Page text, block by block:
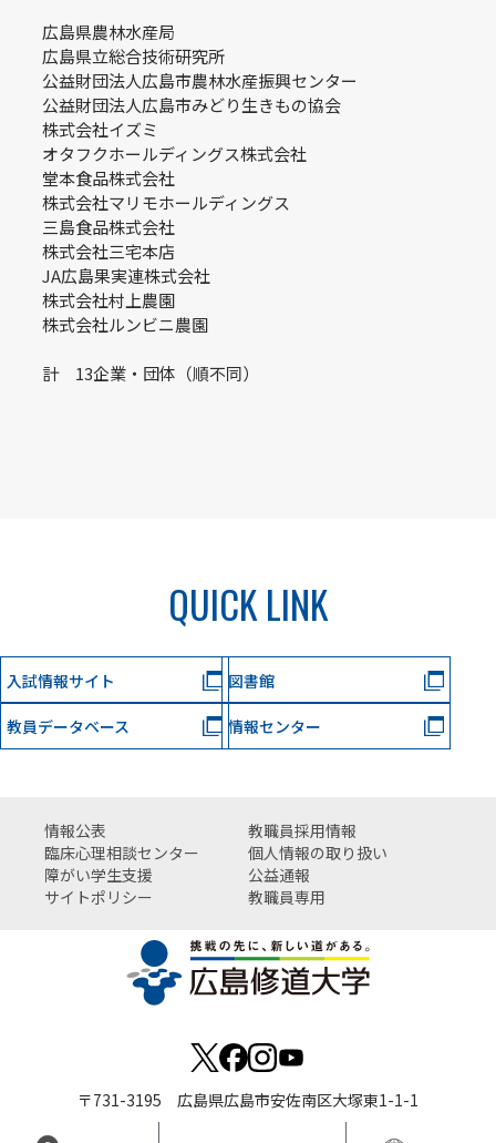
広島県農林水産局
広島県立総合技術研究所
公益財団法人広島市農林水産振興センター
公益財団法人広島市みどり生きもの協会
株式会社イズミ
オタフクホールディングス株式会社
堂本食品株式会社
株式会社マリモホールディングス
三島食品株式会社
株式会社三宅本店
JA広島果実連株式会社
株式会社村上農園
株式会社ルンビニ農園
計 13企業・団体（順不同）
QUICK LINK
入試情報サイト 図書館
教員データベース 情報センター
情報公表
教職員採用情報
臨床心理相談センター
個人情報の取り扱い
障がい学生支援
公益通報
サイトポリシー
教職員専用
〒731-3195 広島県広島市安佐南区大塚東1-1-1